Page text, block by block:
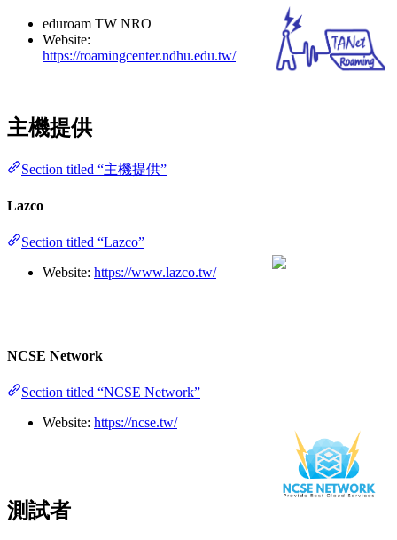
eduroam TW NRO
Website:
https://roamingcenter.ndhu.edu.tw/
主機提供
Section titled “主機提供”
Lazco
Section titled “Lazco”
Website: https://www.lazco.tw/
NCSE Network
Section titled “NCSE Network”
Website: https://ncse.tw/
測試者